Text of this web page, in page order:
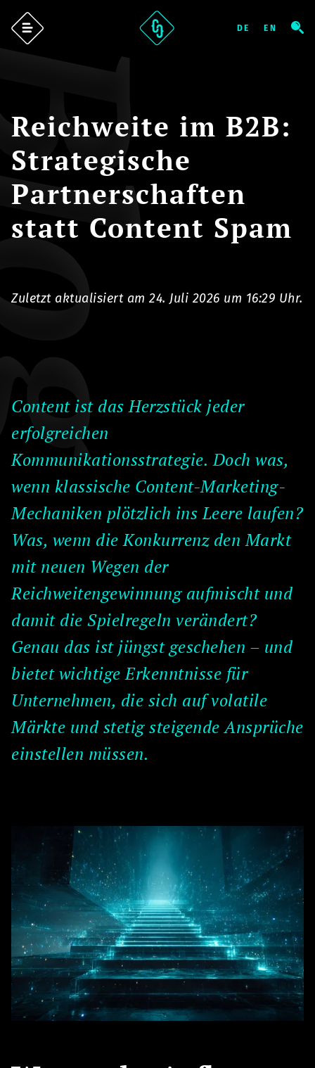
Reichweite im B2B:
Strategische
Partnerschaften
statt Content Spam
Zuletzt aktualisiert am 24. Juli 2026 um 16:29 Uhr.
Content ist das Herzstück jeder
erfolgreichen
Kommunikationsstrategie. Doch was,
wenn klassische Content-Marketing-
Mechaniken plötzlich ins Leere laufen?
Was, wenn die Konkurrenz den Markt
mit neuen Wegen der
Reichweitengewinnung aufmischt und
damit die Spielregeln verändert?
Genau das ist jüngst geschehen – und
bietet wichtige Erkenntnisse für
Unternehmen, die sich auf volatile
Märkte und stetig steigende Ansprüche
einstellen müssen.